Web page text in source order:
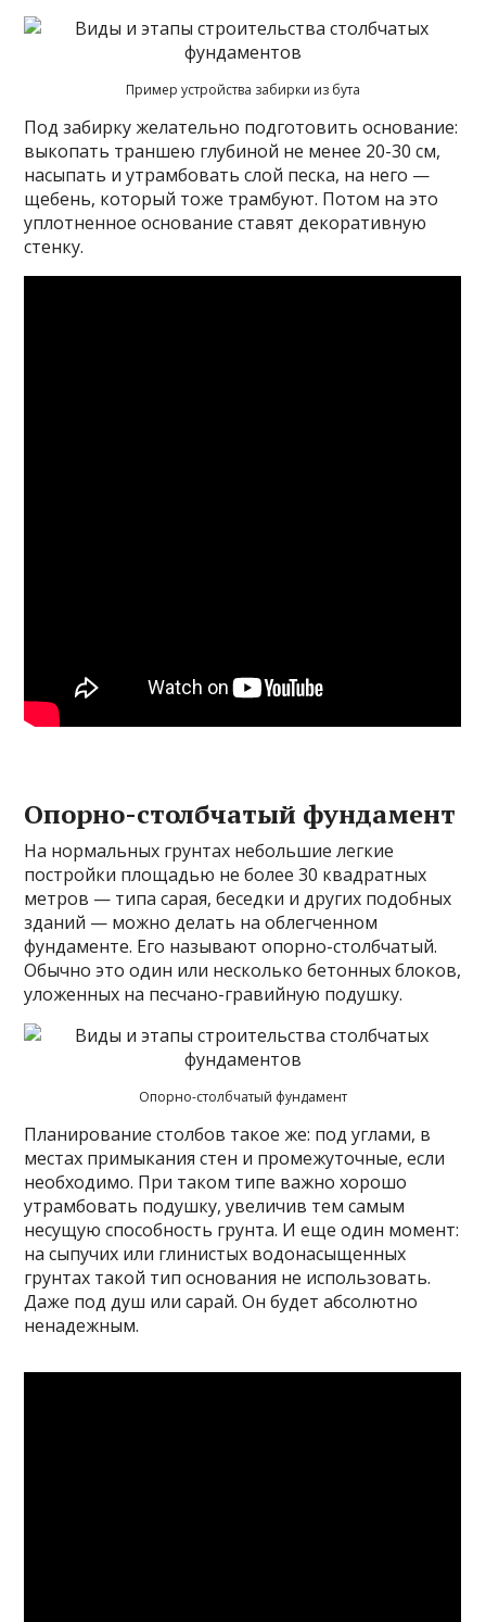
Пример устройства забирки из бута
Под забирку желательно подготовить основание:
выкопать траншею глубиной не менее 20-30 см,
насыпать и утрамбовать слой песка, на него —
щебень, который тоже трамбуют. Потом на это
уплотненное основание ставят декоративную
стенку.
Опорно-столбчатый фундамент
На нормальных грунтах небольшие легкие
постройки площадью не более 30 квадратных
метров — типа сарая, беседки и других подобных
зданий — можно делать на облегченном
фундаменте. Его называют опорно-столбчатый.
Обычно это один или несколько бетонных блоков,
уложенных на песчано-гравийную подушку.
Опорно-столбчатый фундамент
Планирование столбов такое же: под углами, в
местах примыкания стен и промежуточные, если
необходимо. При таком типе важно хорошо
утрамбовать подушку, увеличив тем самым
несущую способность грунта. И еще один момент:
на сыпучих или глинистых водонасыщенных
грунтах такой тип основания не использовать.
Даже под душ или сарай. Он будет абсолютно
ненадежным.